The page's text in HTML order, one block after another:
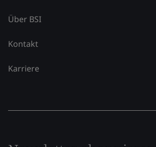
Über BSI
Kontakt
Karriere